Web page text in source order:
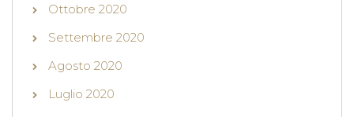
Ottobre 2020
Settembre 2020
Agosto 2020
Luglio 2020